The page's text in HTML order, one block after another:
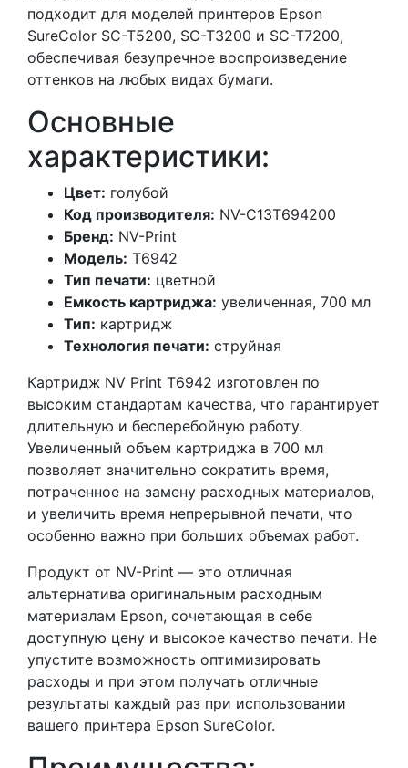
подходит для моделей принтеров Epson
SureColor SC-T5200, SC-T3200 и SC-T7200,
обеспечивая безупречное воспроизведение
оттенков на любых видах бумаги.
Основные
характеристики:
Цвет: голубой
Код производителя: NV-C13T694200
Бренд: NV-Print
Модель: T6942
Тип печати: цветной
Емкость картриджа: увеличенная, 700 мл
Тип: картридж
Технология печати: струйная
Картридж NV Print T6942 изготовлен по
высоким стандартам качества, что гарантирует
длительную и бесперебойную работу.
Увеличенный объем картриджа в 700 мл
позволяет значительно сократить время,
потраченное на замену расходных материалов,
и увеличить время непрерывной печати, что
особенно важно при больших объемах работ.
Продукт от NV-Print — это отличная
альтернатива оригинальным расходным
материалам Epson, сочетающая в себе
доступную цену и высокое качество печати. Не
упустите возможность оптимизировать
расходы и при этом получать отличные
результаты каждый раз при использовании
вашего принтера Epson SureColor.